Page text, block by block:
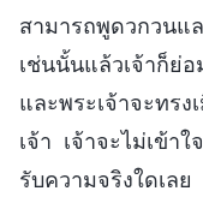
สามารถพูดวกวนแ
เช่นนั้นแล้วเจ้าก็ย่
และพระเจ้าจะทรง
เจ้า เจ้าจะไม่เข้า
รับความจริงใดเล